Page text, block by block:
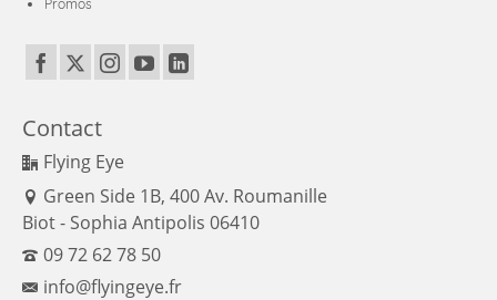
Promos
Contact
Flying Eye
Green Side 1B, 400 Av. Roumanille
Biot - Sophia Antipolis 06410
09 72 62 78 50
info@flyingeye.fr